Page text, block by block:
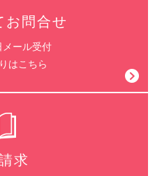
お問合せ
メール受付
はこちら
求